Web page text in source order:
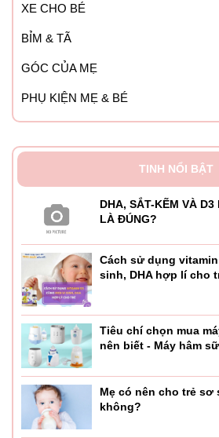
XE CHO BÉ
BỈM & TÃ
GÓC CỦA MẸ
PHỤ KIỆN MẸ & BÉ
TINH NỔI BẬT
DHA, SẮT-KẼM VÀ
LÀ ĐÚNG?
Cách sử dụng
sinh, DHA hợp lí cho
Tiêu chí chọn mua
nên biết - Máy hâm
Mẹ có nên cho trẻ
không?